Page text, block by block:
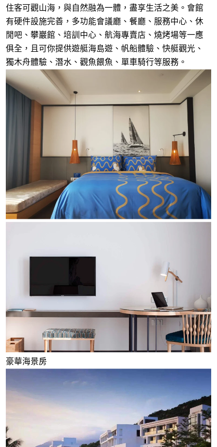
住客可觀山海，與自然融為一體，盡享生活之美。會館
有硬件設施完善，多功能會議廳、餐廳、服務中心、休
閒吧、攀巖館、培訓中心、航海專賣店、燒烤場等一應
俱全，且可你提供遊艇海島遊、帆船體驗、快艇觀光、
獨木舟體驗、潛水、觀魚餵魚、單車騎行等服務。
豪華海景房